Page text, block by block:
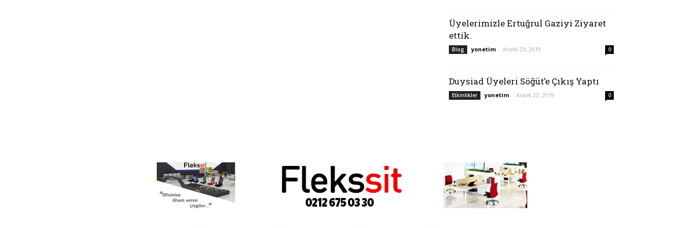
Üyelerimizle Ertuğrul Gaziyi Ziyaret
ettik.
Blog yonetim - Aralık 23, 2019 0
Duysiad Üyeleri Söğüt’e Çıkış Yaptı
Etkinlikler yonetim - Aralık 23, 2019 0